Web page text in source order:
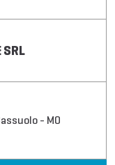
SRL
- MO